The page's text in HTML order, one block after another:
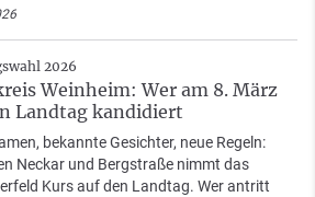
2026
Weinheim: Wer am 8. März
Landtag kandidiert
bekannte Gesichter, neue Regeln:
Neckar und Bergstraße nimmt das
Kurs auf den Landtag. Wer antritt